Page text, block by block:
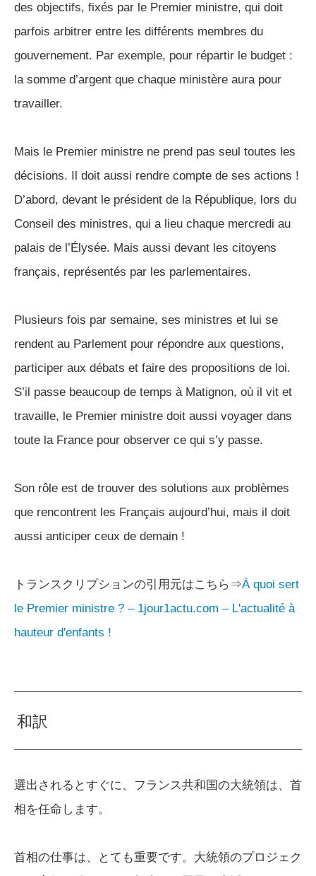
des objectifs, fixés par le Premier ministre, qui doit
parfois arbitrer entre les différents membres du
gouvernement. Par exemple, pour répartir le budget :
la somme d’argent que chaque ministère aura pour
travailler.
Mais le Premier ministre ne prend pas seul toutes les
décisions. Il doit aussi rendre compte de ses actions !
D’abord, devant le président de la République, lors du
Conseil des ministres, qui a lieu chaque mercredi au
palais de l’Élysée. Mais aussi devant les citoyens
français, représentés par les parlementaires.
Plusieurs fois par semaine, ses ministres et lui se
rendent au Parlement pour répondre aux questions,
participer aux débats et faire des propositions de loi.
S’il passe beaucoup de temps à Matignon, où il vit et
travaille, le Premier ministre doit aussi voyager dans
toute la France pour observer ce qui s’y passe.
Son rôle est de trouver des solutions aux problèmes
que rencontrent les Français aujourd’hui, mais il doit
aussi anticiper ceux de demain !
トランスクリプションの引用元はこちら⇒À quoi sert
le Premier ministre ? – 1jour1actu.com – L'actualité à
hauteur d'enfants !
和訳
選出されるとすぐに、フランス共和国の大統領は、首
相を任命します。
首相の仕事は、とても重要です。大統領のプロジェク